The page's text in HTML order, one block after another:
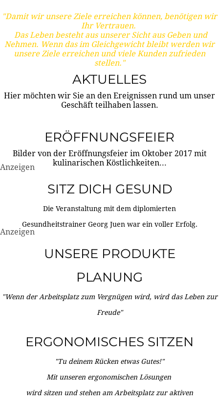
"Damit wir unsere Ziele erreichen können, benötigen wir
Ihr Vertrauen.
Das Leben besteht aus unserer Sicht aus Geben und
Nehmen. Wenn das im Gleichgewicht bleibt werden wir
unsere Ziele erreichen und viele Kunden zufrieden
stellen."
AKTUELLES
Hier möchten wir Sie an den Ereignissen rund um unser
Geschäft teilhaben lassen.
ERÖFFNUNGSFEIER
Bilder von der Eröffnungsfeier im Oktober 2017 mit
kulinarischen Köstlichkeiten...
Anzeigen
SITZ DICH GESUND
Die Veranstaltung mit dem diplomierten
Gesundheitstrainer Georg Juen war ein voller Erfolg.
Anzeigen
UNSERE PRODUKTE
PLANUNG
"Wenn der Arbeitsplatz zum Vergnügen wird, wird das Leben zur
Freude"
ERGONOMISCHES SITZEN
"Tu deinem Rücken etwas Gutes!"
Mit unseren ergonomischen Lösungen
wird sitzen und stehen am Arbeitsplatz zur aktiven